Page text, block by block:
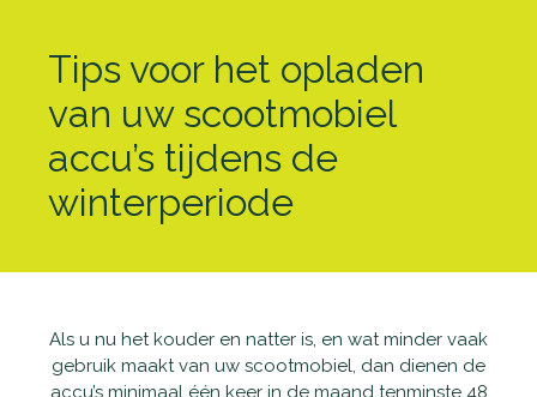
Over ons
Wie zijn wij
Waarom Scootmobielactief
Contact
Service
Onderhoud en reparatie
Pechhulp
Opvouwbare scootmobielen
Openingstijden
Tips voor het opladen
van uw scootmobiel
accu’s tijdens de
winterperiode
Als u nu het kouder en natter is, en wat minder vaak
gebruik maakt van uw scootmobiel, dan dienen de
accu’s minimaal één keer in de maand tenminste 48